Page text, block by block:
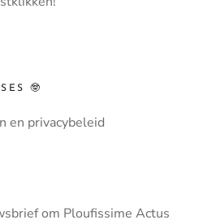
🤓
en privacybeleid
om Ploufissime Actus